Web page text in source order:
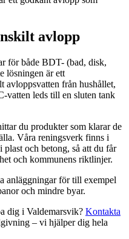
avlopp
för både BDT- (bad, disk,
lösningen är ett
avloppsvatten från hushållet,
vatten leds till en sluten tank
du produkter som klarar de
Våra reningsverk finns i
och betong, så att du får
och kommunens riktlinjer.
anläggningar för till exempel
och mindre byar.
dig i Valdemarsvik? Kontakta
– vi hjälper dig hela